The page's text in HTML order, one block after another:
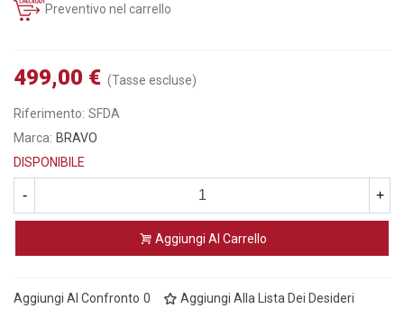
Preventivo nel carrello
499,00 € (Tasse escluse)
Riferimento: SFDA
Marca: BRAVO
DISPONIBILE
- +
Aggiungi Al Carrello
Aggiungi Al Confronto 0 Aggiungi Alla Lista Dei Desideri